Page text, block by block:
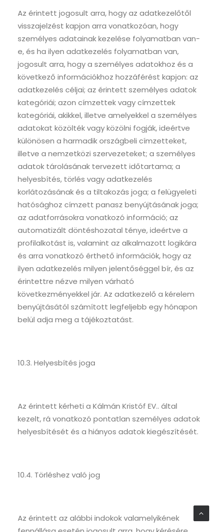
Az érintett jogosult arra, hogy az adatkezelőtől
visszajelzést kapjon arra vonatkozóan, hogy
személyes adatainak kezelése folyamatban van-
e, és ha ilyen adatkezelés folyamatban van,
jogosult arra, hogy a személyes adatokhoz és a
következő információkhoz hozzáférést kapjon: az
adatkezelés céljai; az érintett személyes adatok
kategóriái; azon címzettek vagy címzettek
kategóriái, akikkel, illetve amelyekkel a személyes
adatokat közölték vagy közölni fogják, ideértve
különösen a harmadik országbeli címzetteket,
illetve a nemzetközi szervezeteket; a személyes
adatok tárolásának tervezett időtartama; a
helyesbítés, törlés vagy adatkezelés
korlátozásának és a tiltakozás joga; a felügyeleti
hatósághoz címzett panasz benyújtásának joga;
az adatforrásokra vonatkozó információ; az
automatizált döntéshozatal ténye, ideértve a
profilalkotást is, valamint az alkalmazott logikára
és arra vonatkozó érthető információk, hogy az
ilyen adatkezelés milyen jelentőséggel bír, és az
érintettre nézve milyen várható
következményekkel jár. Az adatkezelő a kérelem
benyújtásától számított legfeljebb egy hónapon
belül adja meg a tájékoztatást.
10.3. Helyesbítés joga
Az érintett kérheti a Kálmán Kristóf EV.. által
kezelt, rá vonatkozó pontatlan személyes adatok
helyesbítését és a hiányos adatok kiegészítését.
10.4. Törléshez való jog
Az érintett az alábbi indokok valamelyikének